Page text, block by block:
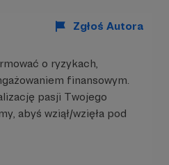
Zgłoś Autora
o ryzykach,
finansowym.
pasji Twojego
abyś wziął/wzięła pod